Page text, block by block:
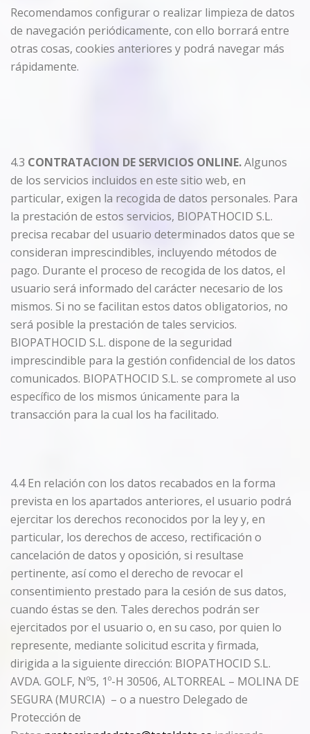
Recomendamos configurar o realizar limpieza de datos
de navegación periódicamente, con ello borrará entre
otras cosas, cookies anteriores y podrá navegar más
rápidamente.
4.3 CONTRATACION DE SERVICIOS ONLINE.Algunos
de los servicios incluidos en este sitio web, en
particular, exigen la recogida de datos personales. Para
la prestación de estos servicios, BIOPATHOCID S.L.
precisa recabar del usuario determinados datos que se
consideran imprescindibles, incluyendo métodos de
pago. Durante el proceso de recogida de los datos, el
usuario será informado del carácter necesario de los
mismos. Si no se facilitan estos datos obligatorios, no
será posible la prestación de tales servicios.
BIOPATHOCID S.L. dispone de la seguridad
imprescindible para la gestión confidencial de los datos
comunicados. BIOPATHOCID S.L. se compromete al uso
específico de los mismos únicamente para la
transacción para la cual los ha facilitado.
4.4 En relación con los datos recabados en la forma
prevista en los apartados anteriores, el usuario podrá
ejercitar los derechos reconocidos por la ley y, en
particular, los derechos de acceso, rectificación o
cancelación de datos y oposición, si resultase
pertinente, así como el derecho de revocar el
consentimiento prestado para la cesión de sus datos,
cuando éstas se den. Tales derechos podrán ser
ejercitados por el usuario o, en su caso, por quien lo
represente, mediante solicitud escrita y firmada,
dirigida a la siguiente dirección: BIOPATHOCID S.L.
AVDA. GOLF, Nº5, 1º-H 30506, ALTORREAL – MOLINA DE
SEGURA (MURCIA) – o a nuestro Delegado de
Protección de